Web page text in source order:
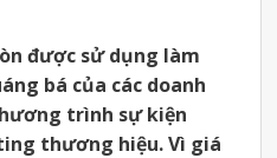
được sử dụng làm
bá của các doanh
trình sự kiện
thương hiệu. Vì giá